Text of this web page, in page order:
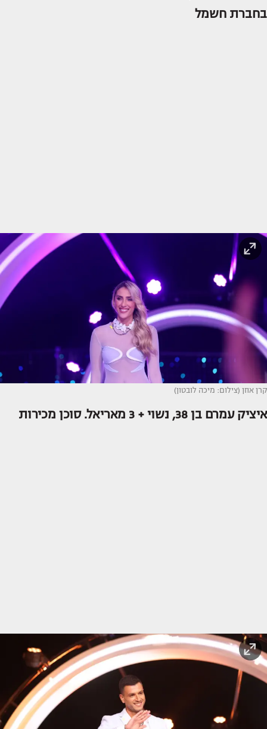
בחברת חשמל
קרן אוזן (צילום: מיכה לובטון)
איציק עמרם בן 38, נשוי + 3 מאריאל. סוכן מכירות